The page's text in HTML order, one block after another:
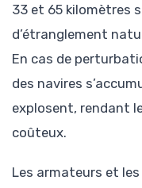
33 et 65 kilomètres
d’étranglement
En cas de
des navires
explosent, rendant
coûteux.
Les armateurs et